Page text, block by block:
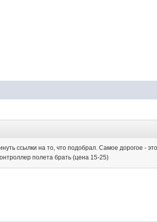
ссылки на то, что подобрал. Самое дорогое -
полета брать (цена 15-25)